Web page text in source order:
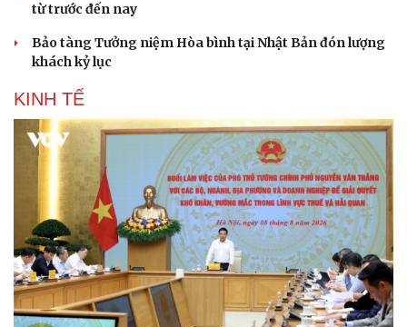
từ trước đến nay
Bảo tàng Tưởng niệm Hòa bình tại Nhật Bản đón lượng
khách kỷ lục
KINH TẾ